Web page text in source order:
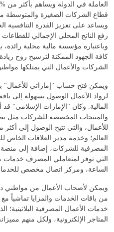
العاملة في الدولة ويساهم بأكثر من
قطاع الشركات الصغيرة والمتوسطة
ويساعد على تعزيز القدرة التنافسية
رفع الناتج المحلي الإجمالي للقطاعات
وباعتباره مؤسسة مالية محلية
كافة الجهود الممكنة لترسيخ روح
الشركات والأعمال التي يمتلكها
لرواد الأعمال الوصول بسهولة إلى
المالية. وكان "الإمارات الإسلامي"
والمنتجات المخصصة للشركات مثل
العالم؛ وخدمة مدير العلاقات الخاص
التي توفر لمتعاملي المصرف خدمات
الساعة، ومركز اتصال مخصص
ويمكن لأصحاب الأعمال من مواطني
من باقات الخدمات والمزايا تماشياً
خدمات الأعمال المصرفية البلاتينية؛
المتاجر الإلكترونية، ولكل منهم